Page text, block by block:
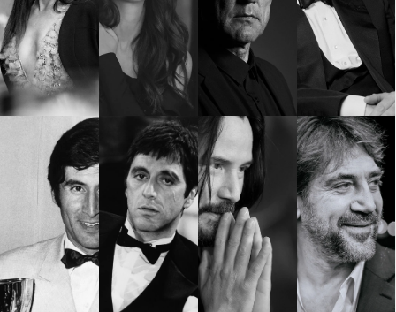
СЛЕДВАЙТЕ НИ
Facebook Instagram Twitter
Pinterest
YouTube
Spotify Soundcloud
Ако нашият сайт ви харесва, можете да се абонирате за
седмичния ни нюзлетър тук:
© 2026, HighViewArt | Всички права запазени